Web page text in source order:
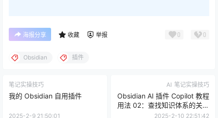
海报分享 收藏 举报 0 0
Obsidian 插件
笔记实操技巧
我的 Obsidian 自用插件
2025-2-9 21:50:01
AI 笔记实操技巧
Obsidian AI 插件 Copilot 教程
用法 02：查找知识体系的关键
缺失
2025-2-10 22:51:42